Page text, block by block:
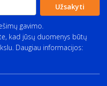
Užsakyti
gavimo.
kad jūsų duomenys būtų
Daugiau informacijos: